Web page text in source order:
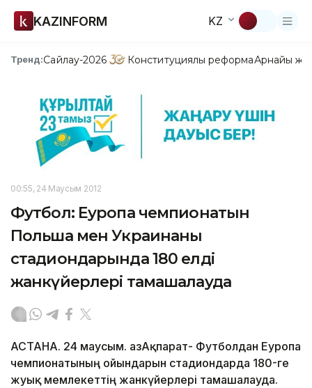
KAZINFORM KZ
Тренд:Сайлау-2026 Конституциялық реформаАрнайы
00:55, 24 Маусым 2012
Футбол: Еуропа чемпионатын
Польша мен Украинаның
стадиондарында 180 елдің
жанкүйерлері тамашалауда
АСТАНА. 24 маусым. ҚазАқпарат- Футболдан Еуропа
чемпионатының ойындарын стадиондарда 180-ге
жуық мемлекеттің жанкүйерлері тамашалауда.